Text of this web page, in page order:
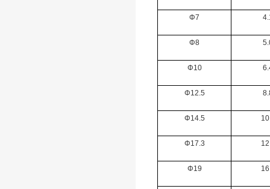
Φ7
Φ8
Φ10
Φ12.5
Φ14.5
Φ17.3
Φ19